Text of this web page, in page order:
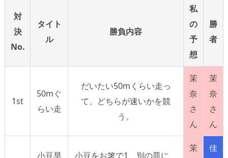
対
決
No.
タイト
ル
勝負内容
私
の
予
想
勝
者
1st
50mぐ
らい走
だいたい50mくらい走っ
て、どちらが速いかを競
う。
茉
奈
さ
ん
茉
奈
さ
ん
小豆早 小豆をお箸で1、別の皿に、
茉
佳